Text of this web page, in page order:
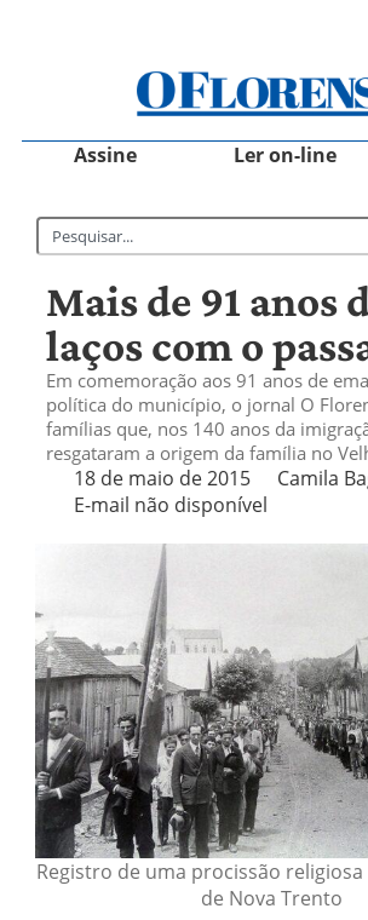
Assine Ler on-line
Mais de 91 anos
laços com o
Em comemoração aos 91 anos de
política do município, o jornal O
famílias que, nos 140 anos da
resgataram a origem da família no
18 de maio de 2015
Camila
E-mail não disponível
Registro de uma procissão
de Nova Trento